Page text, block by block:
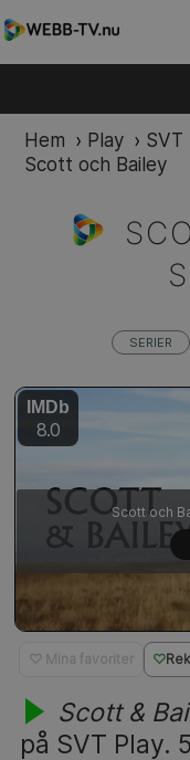
Hem › Play › SVT
Scott och Bailey
♡ Mina favoriter
Scott &
på SVT Play.
Scott och
SERIER
IMDb
8.0